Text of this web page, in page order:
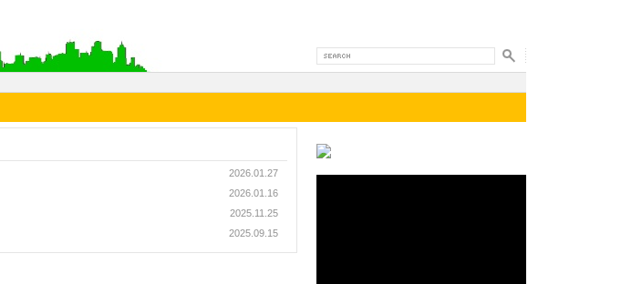
2026.01.27
2026.01.16
2025.11.25
2025.09.15